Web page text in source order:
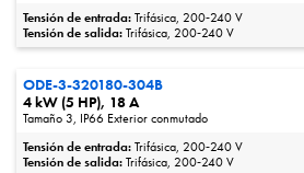
Tensión de entrada:Trifásica, 200‑240 V
Tensión de salida:Trifásica, 200‑240 V
ODE-3-320180-304B
4 kW (5 HP), 18 A
Tamaño 3, IP66 Exterior conmutado
Tensión de entrada:Trifásica, 200‑240 V
Tensión de salida:Trifásica, 200‑240 V